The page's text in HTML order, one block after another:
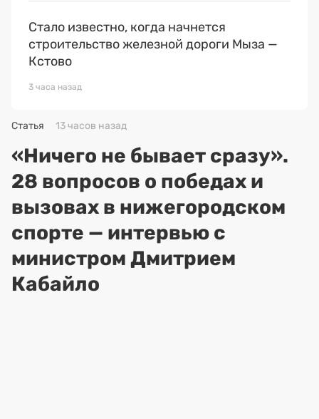
Стало известно, когда начнется
строительство железной дороги Мыза —
Кстово
3 часа назад
Статья 13 часов назад
«Ничего не бывает сразу».
28 вопросов о победах и
вызовах в нижегородском
спорте — интервью с
министром Дмитрием
Кабайло